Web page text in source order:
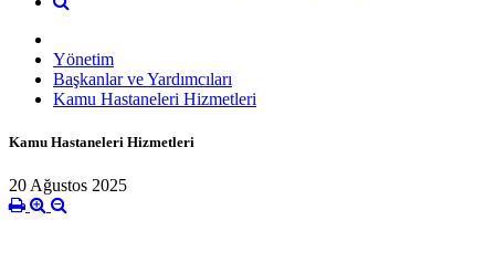
Yönetim
Başkanlar ve Yardımcıları
Kamu Hastaneleri Hizmetleri
Kamu Hastaneleri Hizmetleri
20 Ağustos 2025